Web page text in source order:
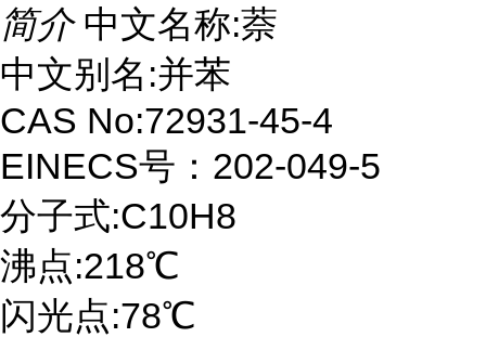
简介 中文名称:萘
中文别名:并苯
CAS No:72931-45-4
EINECS号：202-049-5
分子式:C10H8
沸点:218℃
闪光点:78℃